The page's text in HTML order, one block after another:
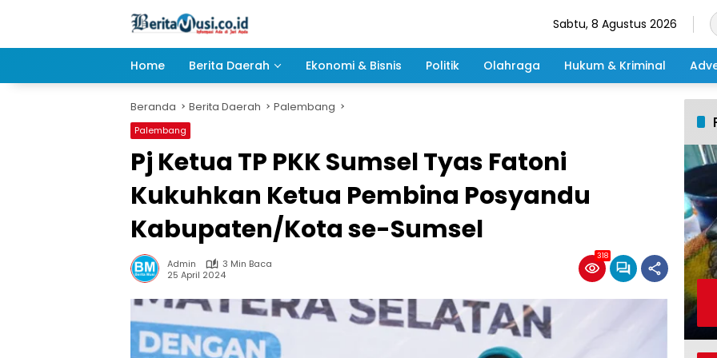
Sabtu, 8 Agustus 2026
Home Berita Daerah Ekonomi & Bisnis Politik Olahraga Hukum & Kriminal
Beranda Berita Daerah Palembang
Palembang
Pj Ketua TP PKK Sumsel Tyas Fatoni
Kukuhkan Ketua Pembina Posyandu
Kabupaten/Kota se-Sumsel
Admin
3 Min Baca
25 April 2024
318